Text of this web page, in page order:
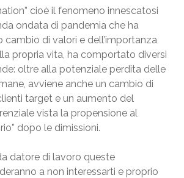
cioè il fenomeno innescatosi
ondata di pandemia che ha
di valori e dell’importanza
propria vita, ha comportato diversi
oltre alla potenziale perdita delle
avviene anche un cambio di
target e un aumento del
vista la propensione al
dopo le dimissioni.
datore di lavoro queste
a non interessarti e proprio